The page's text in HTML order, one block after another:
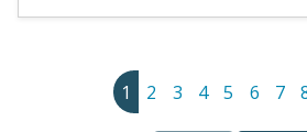
1 2 3 4 5 6 7